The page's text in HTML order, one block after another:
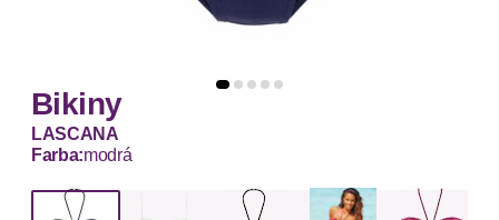
Bikiny
LASCANA
Farba:modrá